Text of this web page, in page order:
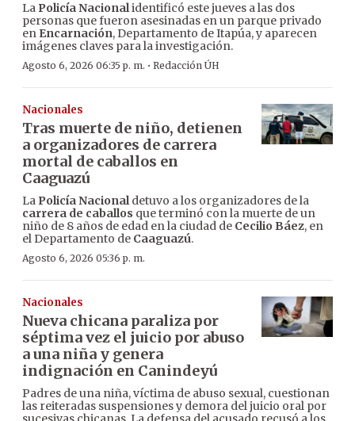
La Policía Nacionalidentificó este jueves a las dos
personas que fueron asesinadas en un parque privado
en Encarnación, Departamento de Itapúa, y aparecen
imágenes claves para la investigación.
Agosto 6, 2026 06:35 p. m. · Redacción ÚH
Nacionales
Tras muerte de niño, detienen
a organizadores de carrera
mortal de caballos en
Caaguazú
La Policía Nacionaldetuvo a los organizadores de la
carrera de caballos que terminó con la muerte de un
niño de 8 años de edad en la ciudad de Cecilio Báez, en
el Departamento de Caaguazú.
Agosto 6, 2026 05:36 p. m.
Nacionales
Nueva chicana paraliza por
séptima vez el juicio por abuso
a una niña y genera
indignación en Canindeyú
Padres de una niña, víctima de abuso sexual, cuestionan
las reiteradas suspensiones y demora del juicio oral por